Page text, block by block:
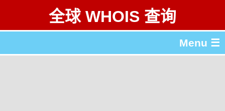
全球 WHOIS 查询
Menu ☰